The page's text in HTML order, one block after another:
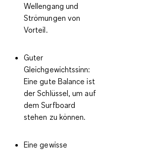
Wellengang und
Strömungen von
Vorteil.
Guter
Gleichgewichtssinn:
Eine gute Balance ist
der Schlüssel, um auf
dem Surfboard
stehen zu können.
Eine gewisse